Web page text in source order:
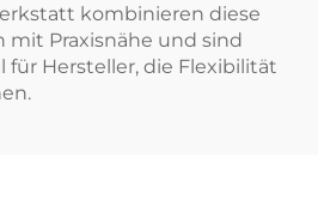
kombinieren diese
mit Praxisnähe und sind
für Hersteller, die Flexibilität